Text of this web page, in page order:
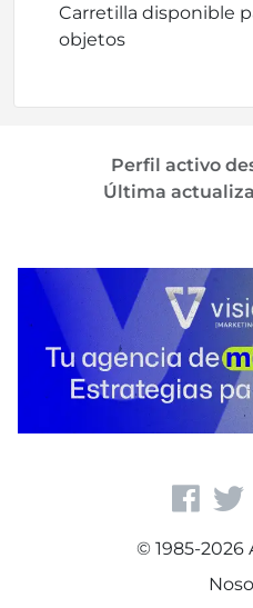
Carretilla disponible
objetos
Perfil activo
Última
© 1985-2026